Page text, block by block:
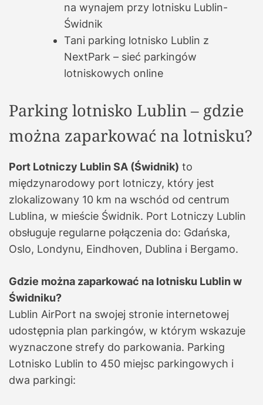
na wynajem przy lotnisku Lublin-
Świdnik
Tani parking lotnisko Lublin z
NextPark – sieć parkingów
lotniskowych online
Parking lotnisko Lublin – gdzie
można zaparkować na lotnisku?
Port Lotniczy Lublin SA (Świdnik) to
międzynarodowy port lotniczy, który jest
zlokalizowany 10 km na wschód od centrum
Lublina, w mieście Świdnik. Port Lotniczy Lublin
obsługuje regularne połączenia do: Gdańska,
Oslo, Londynu, Eindhoven, Dublina i Bergamo.
Gdzie można zaparkować na lotnisku Lublin w
Świdniku?
Lublin AirPort na swojej stronie internetowej
udostępnia plan parkingów, w którym wskazuje
wyznaczone strefy do parkowania. Parking
Lotnisko Lublin to 450 miejsc parkingowych i
dwa parkingi: